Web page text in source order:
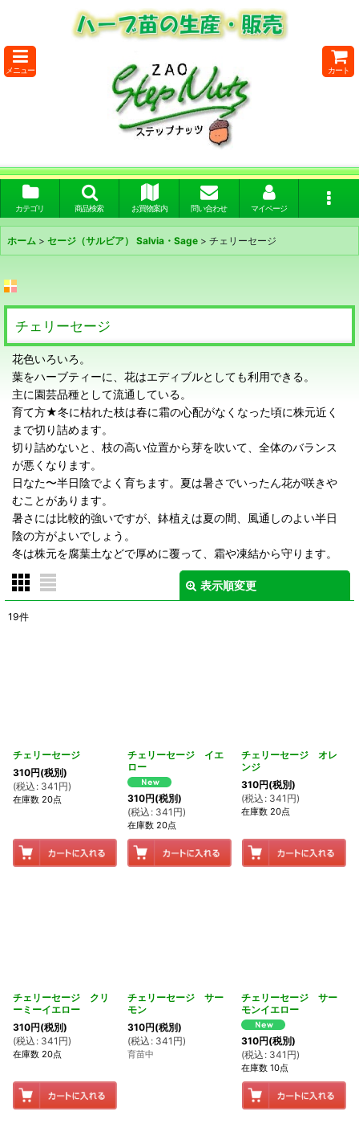
メニュー カート
カテゴリ 商品検索 お買物案内 問い合わせ マイページ
ホーム > セージ（サルビア） Salvia・Sage > チェリーセージ
チェリーセージ
花色いろいろ。
葉をハーブティーに、花はエディブルとしても利用できる。
主に園芸品種として流通している。
育て方★冬に枯れた枝は春に霜の心配がなくなった頃に株元近く
まで切り詰めます。
切り詰めないと、枝の高い位置から芽を吹いて、全体のバランス
が悪くなります。
日なた〜半日陰でよく育ちます。夏は暑さでいったん花が咲きや
むことがあります。
暑さには比較的強いですが、鉢植えは夏の間、風通しのよい半日
陰の方がよいでしょう。
冬は株元を腐葉土などで厚めに覆って、霜や凍結から守ります。
表示順変更
19件
チェリーセージ
310円(税別)
(税込 : 341 円)
在庫数 20点
チェリーセージ イエ
ロー
310円(税別)
(税込 : 341 円)
在庫数 20点
チェリーセージ オレ
ンジ
310円(税別)
(税込 : 341 円)
在庫数 20点
チェリーセージ クリ
ーミーイエロー
310円(税別)
(税込 : 341 円)
在庫数 20点
チェリーセージ サー
モン
310円(税別)
(税込 : 341 円)
育苗中
チェリーセージ サー
モンイエロー
310円(税別)
(税込 : 341 円)
在庫数 10点